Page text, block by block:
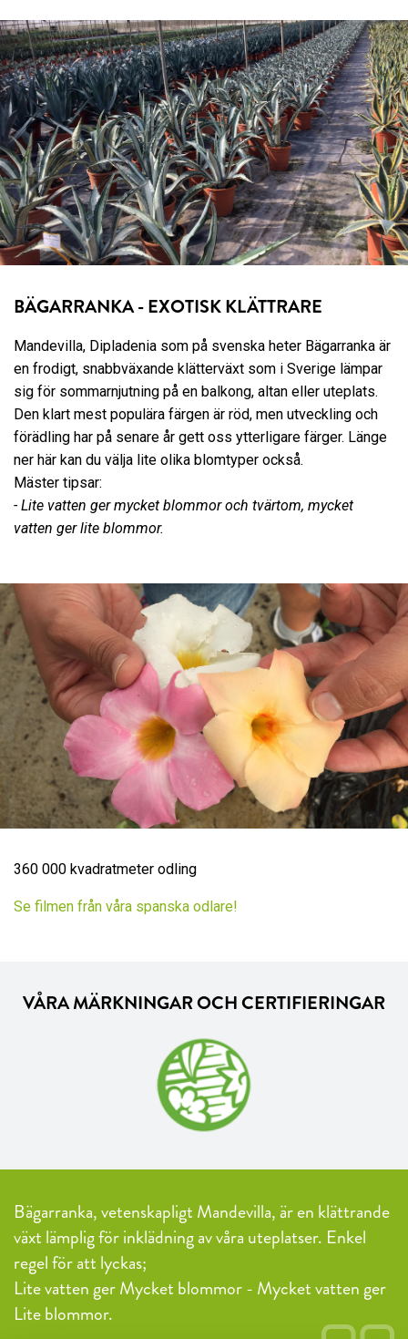
BÄGARRANKA - EXOTISK KLÄTTRARE
Mandevilla, Dipladenia som på svenska heter Bägarranka är
en frodigt, snabbväxande klätterväxt som i Sverige lämpar
sig för sommarnjutning på en balkong, altan eller uteplats.
Den klart mest populära färgen är röd, men utveckling och
förädling har på senare år gett oss ytterligare färger. Länge
ner här kan du välja lite olika blomtyper också.
Mäster tipsar:
- Lite vatten ger mycket blommor och tvärtom, mycket
vatten ger lite blommor.
360 000 kvadratmeter odling
Se filmen från våra spanska odlare!
VÅRA MÄRKNINGAR OCH CERTIFIERINGAR
Bägarranka, vetenskapligt Mandevilla, är en klättrande
växt lämplig för inklädning av våra uteplatser. Enkel
regel för att lyckas;
Lite vatten ger Mycket blommor - Mycket vatten ger
Lite blommor.